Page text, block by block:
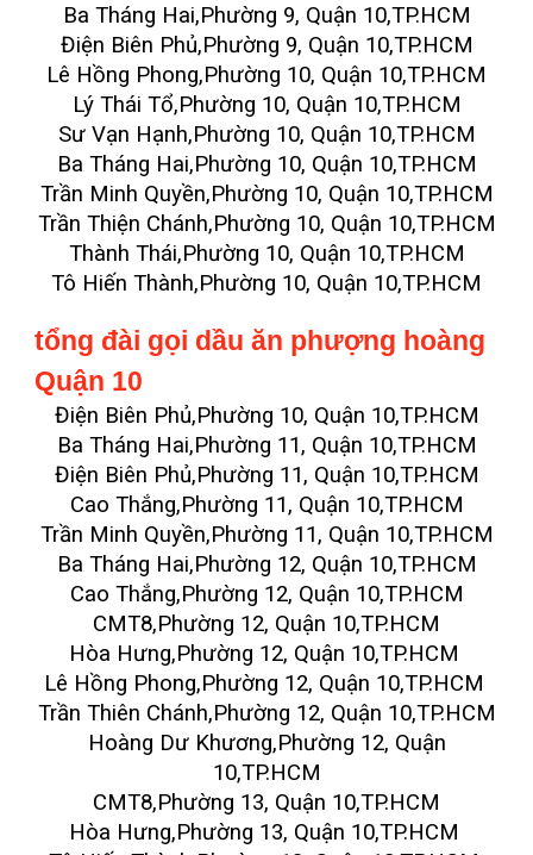
Ba Tháng Hai,Phường 9, Quận 10,TP.HCM
Điện Biên Phủ,Phường 9, Quận 10,TP.HCM
Lê Hồng Phong,Phường 10, Quận 10,TP.HCM
Lý Thái Tổ,Phường 10, Quận 10,TP.HCM
Sư Vạn Hạnh,Phường 10, Quận 10,TP.HCM
Ba Tháng Hai,Phường 10, Quận 10,TP.HCM
Trần Minh Quyền,Phường 10, Quận 10,TP.HCM
Trần Thiện Chánh,Phường 10, Quận 10,TP.HCM
Thành Thái,Phường 10, Quận 10,TP.HCM
Tô Hiến Thành,Phường 10, Quận 10,TP.HCM
tổng đài gọi dầu ăn phượng hoàng
Quận 10
Điện Biên Phủ,Phường 10, Quận 10,TP.HCM
Ba Tháng Hai,Phường 11, Quận 10,TP.HCM
Điện Biên Phủ,Phường 11, Quận 10,TP.HCM
Cao Thắng,Phường 11, Quận 10,TP.HCM
Trần Minh Quyền,Phường 11, Quận 10,TP.HCM
Ba Tháng Hai,Phường 12, Quận 10,TP.HCM
Cao Thắng,Phường 12, Quận 10,TP.HCM
CMT8,Phường 12, Quận 10,TP.HCM
Hòa Hưng,Phường 12, Quận 10,TP.HCM
Lê Hồng Phong,Phường 12, Quận 10,TP.HCM
Trần Thiên Chánh,Phường 12, Quận 10,TP.HCM
Hoàng Dư Khương,Phường 12, Quận
10,TP.HCM
CMT8,Phường 13, Quận 10,TP.HCM
Hòa Hưng,Phường 13, Quận 10,TP.HCM